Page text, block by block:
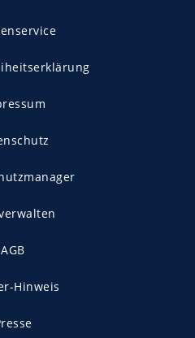
AGB
Hinweis